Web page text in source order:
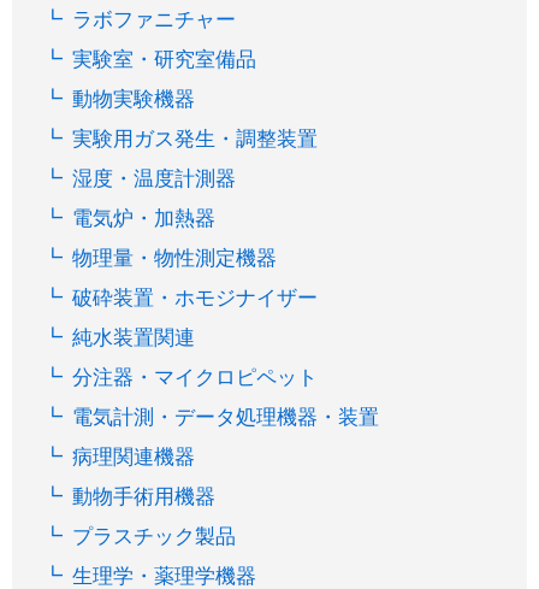
ラボファニチャー
実験室・研究室備品
動物実験機器
実験用ガス発生・調整装置
湿度・温度計測器
電気炉・加熱器
物理量・物性測定機器
破砕装置・ホモジナイザー
純水装置関連
分注器・マイクロピペット
電気計測・データ処理機器・装置
病理関連機器
動物手術用機器
プラスチック製品
生理学・薬理学機器